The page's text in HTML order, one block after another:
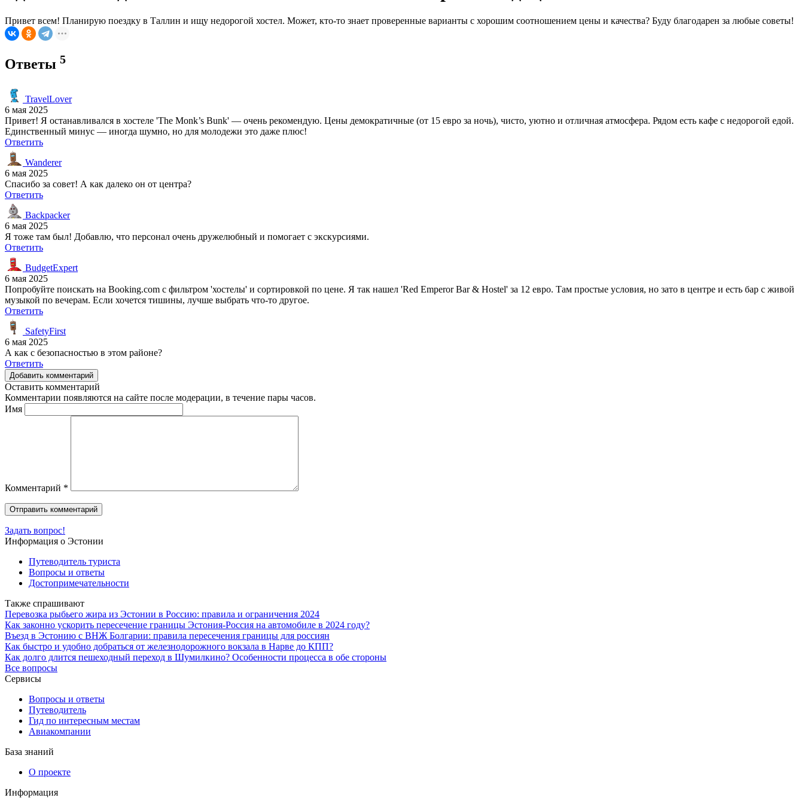
Привет всем! Планирую поездку в Таллин и ищу недорогой хостел. Может, кто-то знает проверенные варианты с хорошим соотношением цены и качества? Буду благодарен за любые советы!
Ответы 5
TravelLover
6 мая 2025
Привет! Я останавливался в хостеле 'The Monk’s Bunk' — очень рекомендую. Цены демократичные (от 15 евро за ночь), чисто, уютно и отличная атмосфера. Рядом есть кафе с недорогой едой.
Единственный минус — иногда шумно, но для молодежи это даже плюс!
Ответить
Wanderer
6 мая 2025
Спасибо за совет! А как далеко он от центра?
Ответить
Backpacker
6 мая 2025
Я тоже там был! Добавлю, что персонал очень дружелюбный и помогает с экскурсиями.
Ответить
BudgetExpert
6 мая 2025
Попробуйте поискать на Booking.com с фильтром 'хостелы' и сортировкой по цене. Я так нашел 'Red Emperor Bar & Hostel' за 12 евро. Там простые условия, но зато в центре и есть бар с живой
музыкой по вечерам. Если хочется тишины, лучше выбрать что-то другое.
Ответить
SafetyFirst
6 мая 2025
А как с безопасностью в этом районе?
Ответить
Добавить комментарий
Оставить комментарий
Комментарии появляются на сайте после модерации, в течение пары часов.
Имя
Комментарий *
Задать вопрос!
Информация о Эстонии
Путеводитель туриста
Вопросы и ответы
Достопримечательности
Также спрашивают
Перевозка рыбьего жира из Эстонии в Россию: правила и ограничения 2024
Как законно ускорить пересечение границы Эстония-Россия на автомобиле в 2024 году?
Въезд в Эстонию с ВНЖ Болгарии: правила пересечения границы для россиян
Как быстро и удобно добраться от железнодорожного вокзала в Нарве до КПП?
Как долго длится пешеходный переход в Шумилкино? Особенности процесса в обе стороны
Все вопросы
Сервисы
Вопросы и ответы
Путеводитель
Гид по интересным местам
Авиакомпании
База знаний
О проекте
Информация